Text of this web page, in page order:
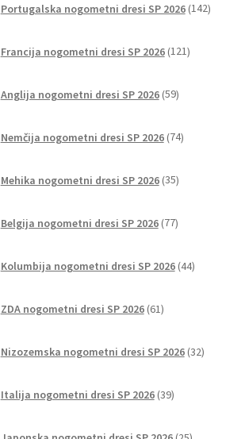
Portugalska nogometni dresi SP 2026 142
Francija nogometni dresi SP 2026 121izdelkov
Anglija nogometni dresi SP 2026 59izdelkov
Nemčija nogometni dresi SP 2026 74izdelkov
Mehika nogometni dresi SP 2026 35izdelkov
Belgija nogometni dresi SP 2026 77izdelkov
Kolumbija nogometni dresi SP 2026 44izdelkov
ZDA nogometni dresi SP 2026 61izdelkov
Nizozemska nogometni dresi SP 2026 32izdelkov
Italija nogometni dresi SP 2026 39izdelkov